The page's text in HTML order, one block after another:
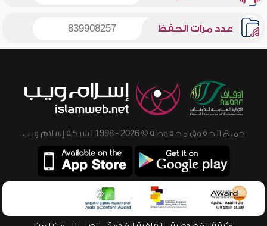
عدد مرات الحفظ 839908257
جميع الحقوق محفوظة © 2026 - 1998 لشبكة إسلام ويب